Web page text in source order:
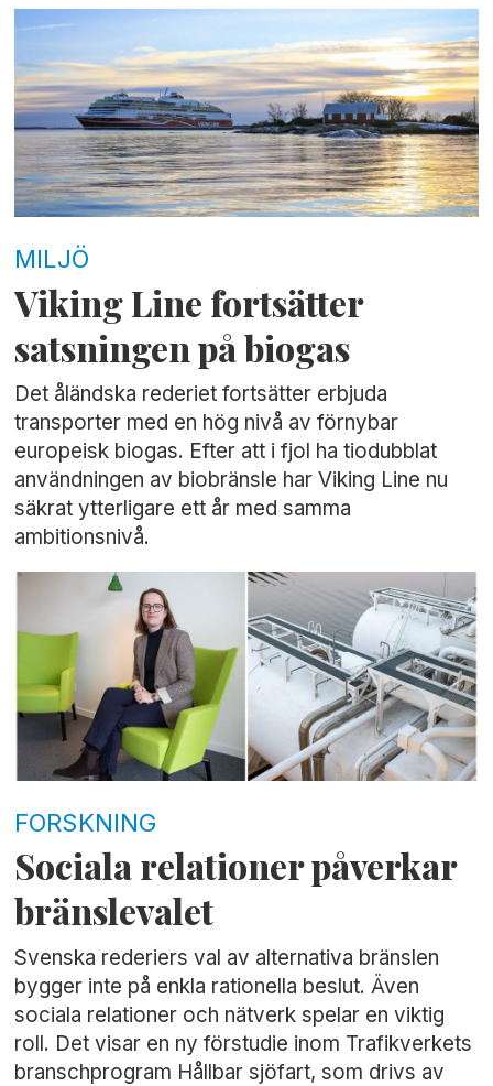
MILJÖ
Viking Line fortsätter
satsningen på biogas
Det åländska rederiet fortsätter erbjuda
transporter med en hög nivå av förnybar
europeisk biogas. Efter att i fjol ha tiodubblat
användningen av biobränsle har Viking Line nu
säkrat ytterligare ett år med samma
ambitionsnivå.
FORSKNING
Sociala relationer påverkar
bränslevalet
Svenska rederiers val av alternativa bränslen
bygger inte på enkla rationella beslut. Även
sociala relationer och nätverk spelar en viktig
roll. Det visar en ny förstudie inom Trafikverkets
branschprogram Hållbar sjöfart, som drivs av